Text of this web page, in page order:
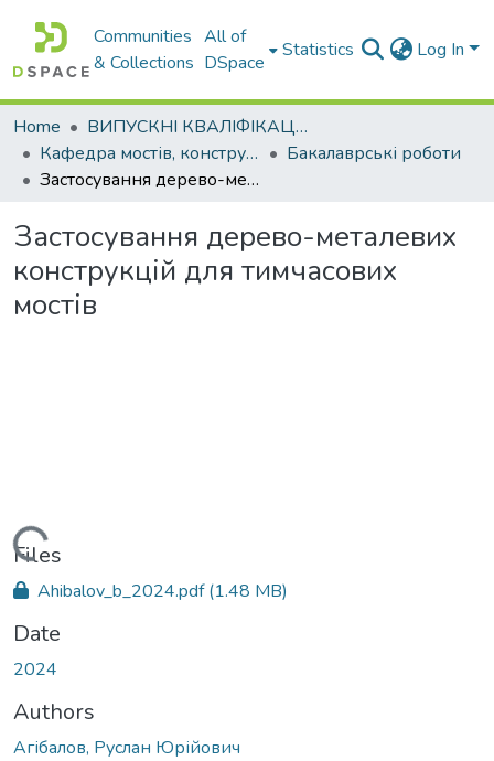
Communities
& Collections
All of
DSpace
Statistics Log In
Home
ВИПУСКНІ КВАЛІФІКАЦІЙНІ РОБОТИ
Кафедра мостів, конструкцій та будівельної механіки
Бакалаврські роботи
Застосування дерево-металевих конструкцій для тимчасових мостів
Застосування дерево-металевих
конструкцій для тимчасових
мостів
Loading...
Files
Ahibalov_b_2024.pdf(1.48 MB)
Date
2024
Authors
Агібалов, Руслан Юрійович